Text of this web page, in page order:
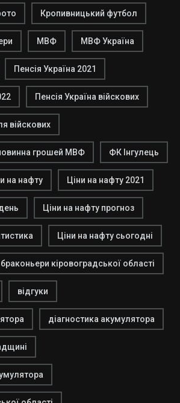
Кропивницький футбол
МВФ МВФ Україна
Пенсія Україна 2021
Пенсія Україна війскових
війскових
грошей МВФ ФК Інгулець
на нафту Ціни на нафту 2021
Ціни на нафту прогноз
Ціни на нафту сьогодні
браконьери кіровоградської області
відгуки
діагностика акумулятора